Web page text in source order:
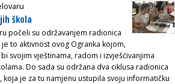
škola
počeli su održavanjem radionica
to aktivnost ovog Ogranka kojom,
svojim vještinama, radom i izvješćivanjima
Do sada su održana dva ciklusa radionica
je za tu namjenu ustupila svoju informatičku